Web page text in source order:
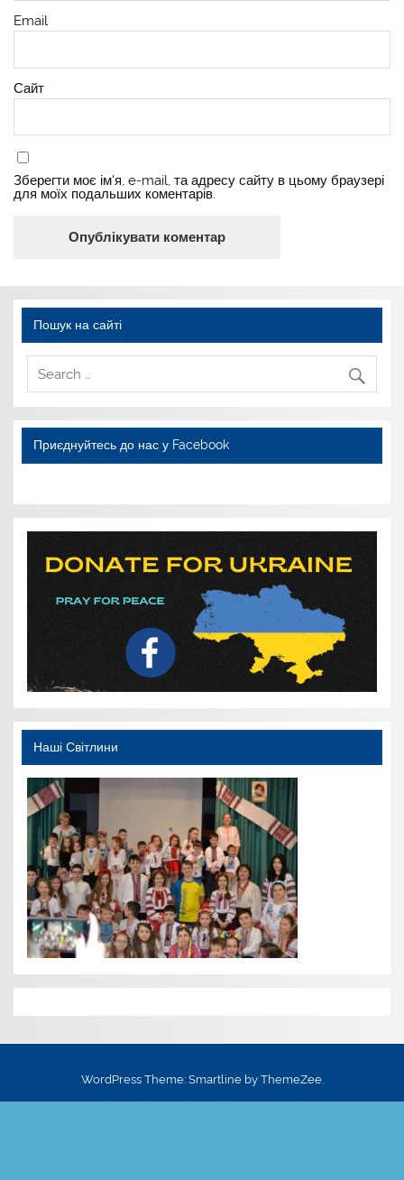
Email
Сайт
Зберегти моє ім'я, e-mail, та адресу сайту в цьому браузері
для моїх подальших коментарів.
Пошук на сайті
Приєднуйтесь до нас у Facebook
WordPress YouTube
Наші Світлини
WordPress Theme: Smartline by ThemeZee.